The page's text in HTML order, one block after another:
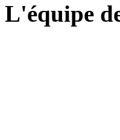
L'équipe